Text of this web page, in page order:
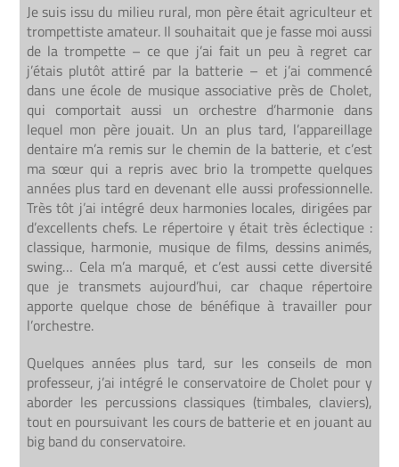
Je suis issu du milieu rural, mon père était agriculteur et
trompettiste amateur. Il souhaitait que je fasse moi aussi
de la trompette – ce que j’ai fait un peu à regret car
j’étais plutôt attiré par la batterie – et j’ai commencé
dans une école de musique associative près de Cholet,
qui comportait aussi un orchestre d’harmonie dans
lequel mon père jouait. Un an plus tard, l’appareillage
dentaire m’a remis sur le chemin de la batterie, et c’est
ma sœur qui a repris avec brio la trompette quelques
années plus tard en devenant elle aussi professionnelle.
Très tôt j’ai intégré deux harmonies locales, dirigées par
d’excellents chefs. Le répertoire y était très éclectique :
classique, harmonie, musique de films, dessins animés,
swing… Cela m’a marqué, et c’est aussi cette diversité
que je transmets aujourd’hui, car chaque répertoire
apporte quelque chose de bénéfique à travailler pour
l’orchestre.
Quelques années plus tard, sur les conseils de mon
professeur, j’ai intégré le conservatoire de Cholet pour y
aborder les percussions classiques (timbales, claviers),
tout en poursuivant les cours de batterie et en jouant au
big band du conservatoire.